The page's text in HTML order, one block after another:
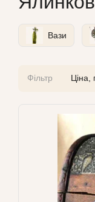
Вази
Фільтр Ціна,